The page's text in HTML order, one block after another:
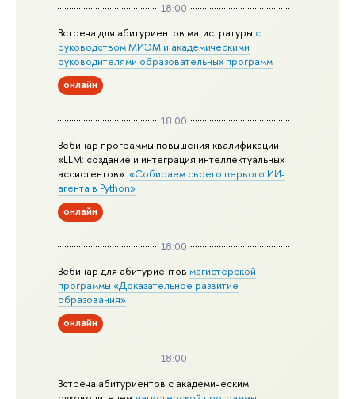
18:00
Встреча для абитуриентов магистратуры с
руководством МИЭМ и академическими
руководителями образовательных программ
онлайн
18:00
Вебинар программы повышения квалификации
«LLM: создание и интеграция интеллектуальных
ассистентов»:«Собираем своего первого ИИ-
агента в Python»
онлайн
18:00
Вебинар для абитуриентовмагистерской
программы «Доказательное развитие
образования»
онлайн
18:00
Встреча абитуриентов с академическим